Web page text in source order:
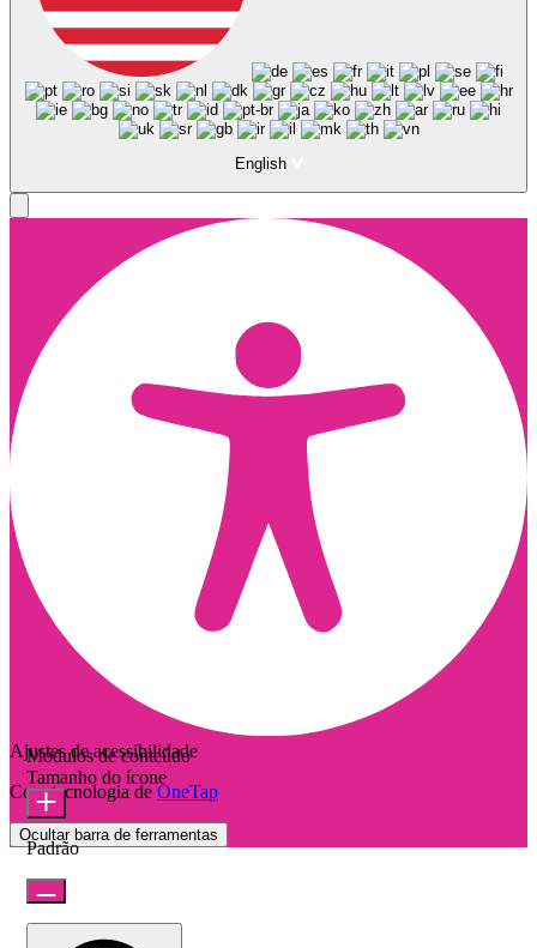
English
Ajustes de acessibilidade
Com tecnologia de OneTap
Ocultar barra de ferramentas
Módulos de conteúdo
Tamanho do ícone
Padrão